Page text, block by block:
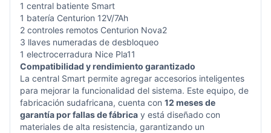
1 central batiente Smart
1 batería Centurion 12V/7Ah
2 controles remotos Centurion Nova2
3 llaves numeradas de desbloqueo
1 electrocerradura Nice Pla11
Compatibilidad y rendimiento garantizado
La central Smart permite agregar accesorios inteligentes
para mejorar la funcionalidad del sistema. Este equipo, de
fabricación sudafricana, cuenta con 12 meses de
garantía por fallas de fábrica y está diseñado con
materiales de alta resistencia, garantizando un